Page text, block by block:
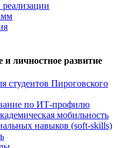
и личностное развитие
студентов Пироговского
по ИТ-профилю
мобильность
навыков (soft-skills)